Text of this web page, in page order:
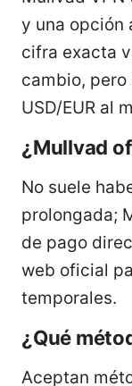
y una opción
cifra exacta
cambio,
USD/EUR al
¿Mullvad
No suele
prolongada;
de pago
web oficial
temporales.
¿Qué
Aceptan